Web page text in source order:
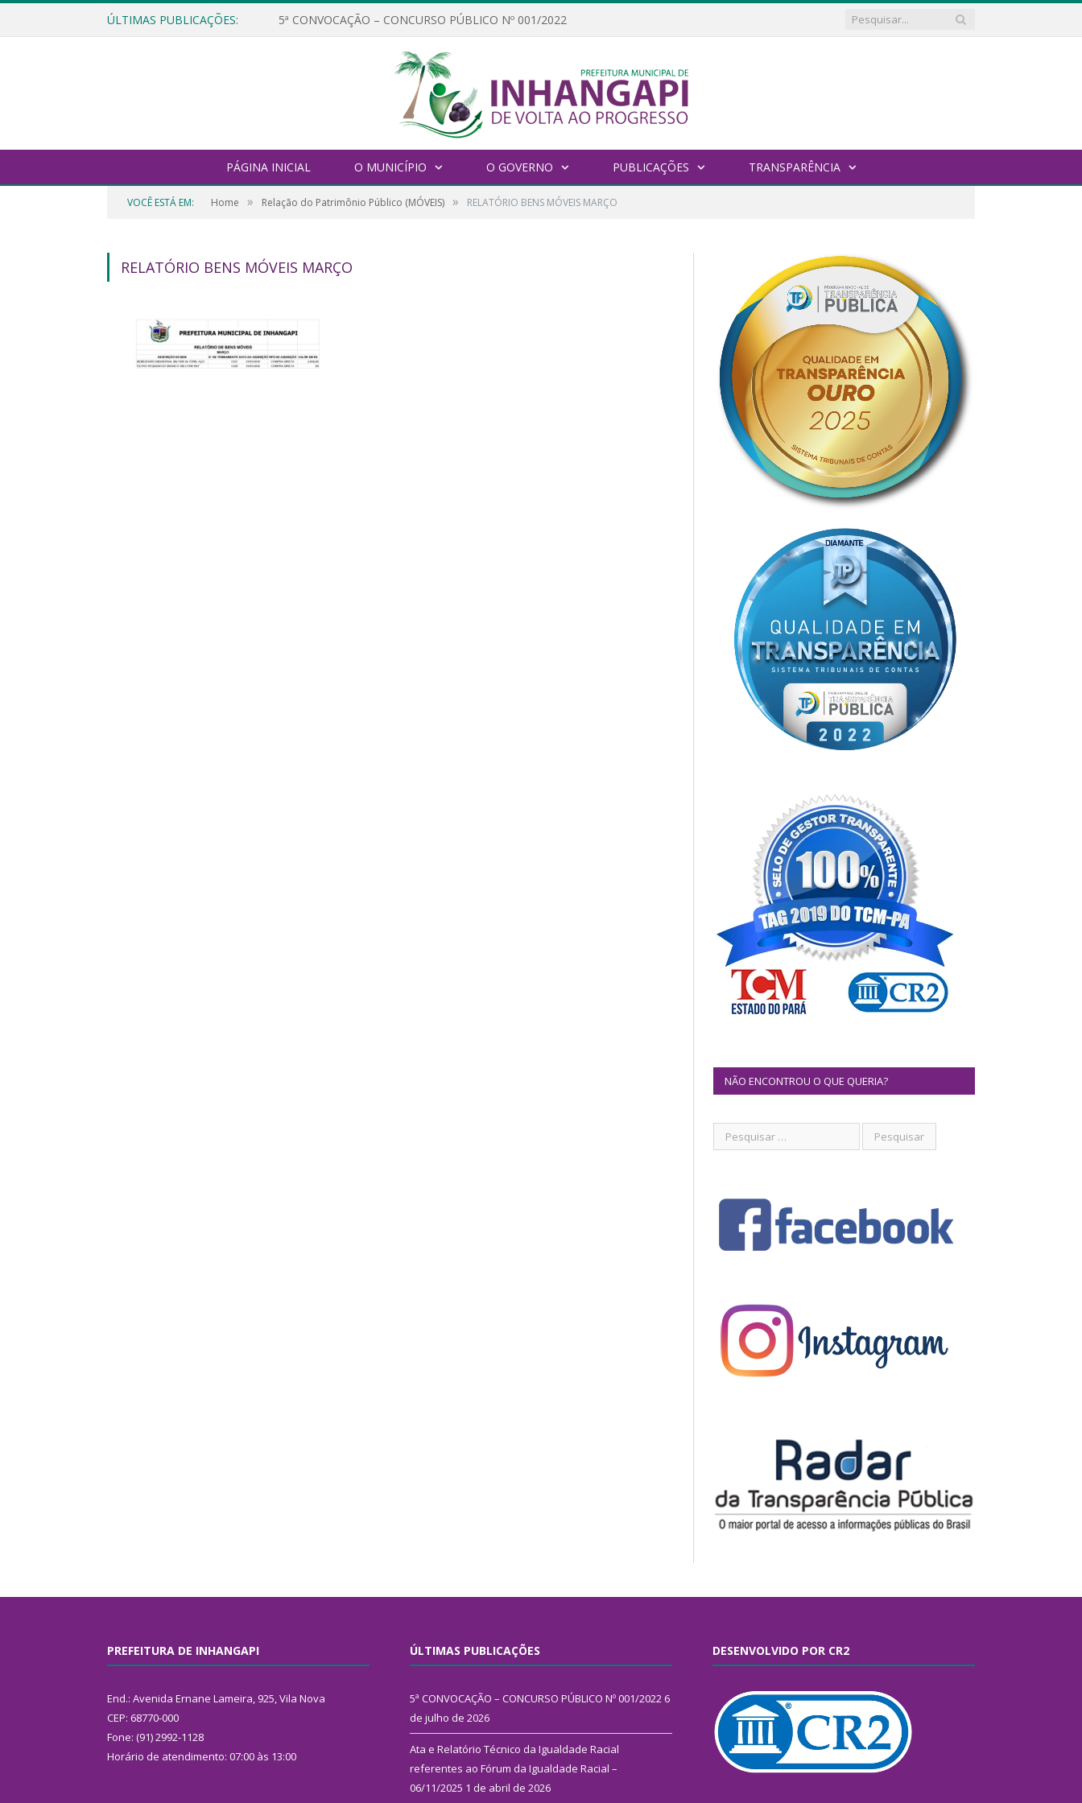
ÚLTIMAS PUBLICAÇÕES: 5ª CONVOCAÇÃO – CONCURSO PÚBLICO Nº 001/2022
PÁGINA INICIAL O MUNICÍPIO O GOVERNO PUBLICAÇÕES TRANSPARÊNCIA
VOCÊ ESTÁ EM: Home » Relação do Patrimônio Público (MÓVEIS) » RELATÓRIO BENS MÓVEIS MARÇO
RELATÓRIO BENS MÓVEIS MARÇO
NÃO ENCONTROU O QUE QUERIA?
PREFEITURA DE INHANGAPI
End.: Avenida Ernane Lameira, 925, Vila Nova
CEP: 68770-000
Fone: (91) 2992-1128
Horário de atendimento: 07:00 às 13:00
ÚLTIMAS PUBLICAÇÕES
5ª CONVOCAÇÃO – CONCURSO PÚBLICO Nº 001/2022 6
de julho de 2026
Ata e Relatório Técnico da Igualdade Racial
referentes ao Fórum da Igualdade Racial –
06/11/2025 1 de abril de 2026
DESENVOLVIDO POR CR2